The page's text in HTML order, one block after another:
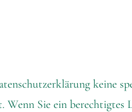
keine
Wenn Sie ein